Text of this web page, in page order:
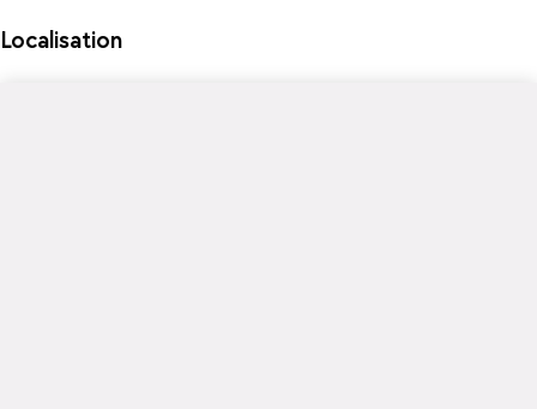
Localisation